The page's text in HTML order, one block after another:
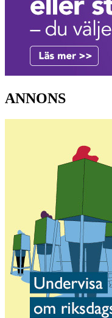
ANNONS